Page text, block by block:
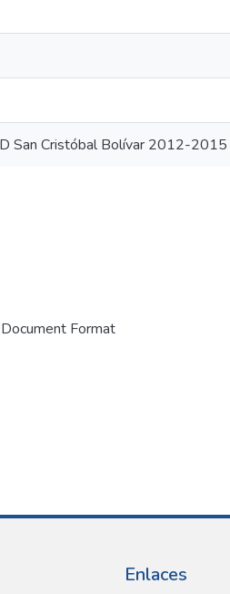
San Cristóbal Bolívar 2012-2015
Format
Enlaces